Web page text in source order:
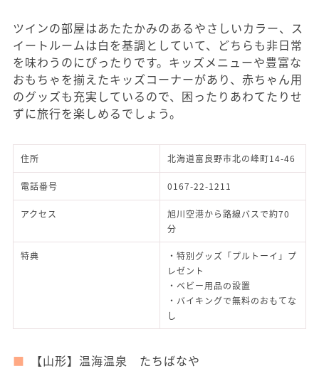
ツインの部屋はあたたかみのあるやさしいカラー、ス
イートルームは白を基調としていて、どちらも非日常
を味わうのにぴったりです。キッズメニューや豊富な
おもちゃを揃えたキッズコーナーがあり、赤ちゃん用
のグッズも充実しているので、困ったりあわてたりせ
ずに旅行を楽しめるでしょう。
住所 北海道富良野市北の峰町14-46
電話番号 0167-22-1211
アクセス
旭川空港から路線バスで約70
分
特典
・特別グッズ「プルトーイ」プ
レゼント
・ベビー用品の設置
・バイキングで無料のおもてな
し
【山形】温海温泉 たちばなや